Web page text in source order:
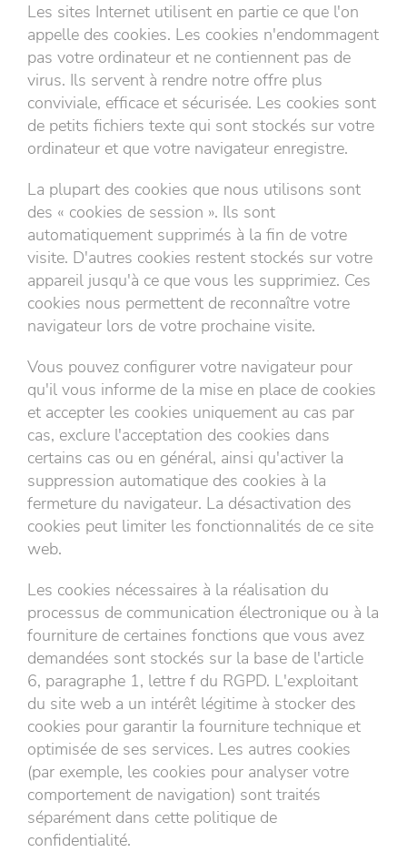
Les sites Internet utilisent en partie ce que l'on
appelle des cookies. Les cookies n'endommagent
pas votre ordinateur et ne contiennent pas de
virus. Ils servent à rendre notre offre plus
conviviale, efficace et sécurisée. Les cookies sont
de petits fichiers texte qui sont stockés sur votre
ordinateur et que votre navigateur enregistre.
La plupart des cookies que nous utilisons sont
des « cookies de session ». Ils sont
automatiquement supprimés à la fin de votre
visite. D'autres cookies restent stockés sur votre
appareil jusqu'à ce que vous les supprimiez. Ces
cookies nous permettent de reconnaître votre
navigateur lors de votre prochaine visite.
Vous pouvez configurer votre navigateur pour
qu'il vous informe de la mise en place de cookies
et accepter les cookies uniquement au cas par
cas, exclure l'acceptation des cookies dans
certains cas ou en général, ainsi qu'activer la
suppression automatique des cookies à la
fermeture du navigateur. La désactivation des
cookies peut limiter les fonctionnalités de ce site
web.
Les cookies nécessaires à la réalisation du
processus de communication électronique ou à la
fourniture de certaines fonctions que vous avez
demandées sont stockés sur la base de l'article
6, paragraphe 1, lettre f du RGPD. L'exploitant
du site web a un intérêt légitime à stocker des
cookies pour garantir la fourniture technique et
optimisée de ses services. Les autres cookies
(par exemple, les cookies pour analyser votre
comportement de navigation) sont traités
séparément dans cette politique de
confidentialité.